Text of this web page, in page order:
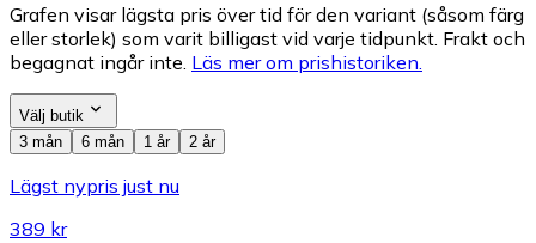
Grafen visar lägsta pris över tid för den variant (såsom färg
eller storlek) som varit billigast vid varje tidpunkt. Frakt och
begagnat ingår inte. Läs mer om prishistoriken.
Välj butik
3 mån
6 mån 1 år 2 år
Lägst nypris just nu
389 kr